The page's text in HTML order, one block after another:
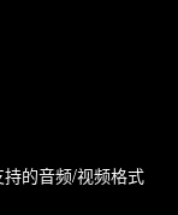
持的音频/视频格式